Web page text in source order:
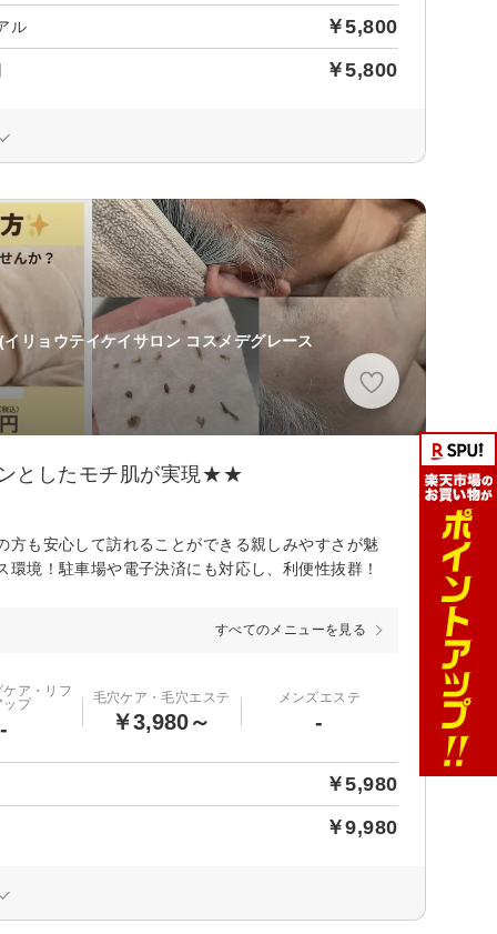
ル ￥5,800
￥5,800
(イリョウテイケイサロン コスメデグレース
としたモチ肌が実現★★
も安心して訪れることができる親しみやすさが魅
境！駐車場や電子決済にも対応し、利便性抜群！
すべてのメニューを見る
ア・リフ
ップ
-
毛穴ケア・毛穴エステ
￥3,980～
メンズエステ
-
￥5,980
￥9,980